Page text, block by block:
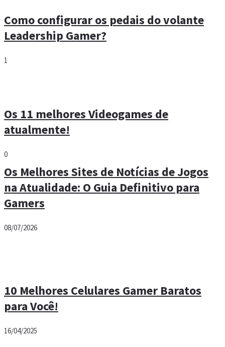
Como configurar os pedais do volante
Leadership Gamer?
1
Os 11 melhores Videogames de
atualmente!
0
Os Melhores Sites de Notícias de Jogos
na Atualidade: O Guia Definitivo para
Gamers
08/07/2026
10 Melhores Celulares Gamer Baratos
para Você!
16/04/2025